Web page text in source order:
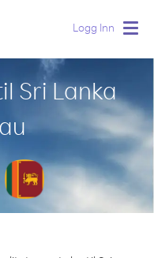
Logg Inn
Sri Lanka